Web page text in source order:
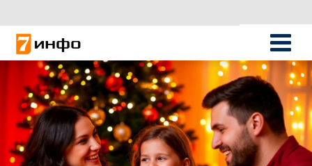
Новости России
Политика
Новости мира
Все материалы 7инфо
О НАС
ПОИСК ПО САЙТУ